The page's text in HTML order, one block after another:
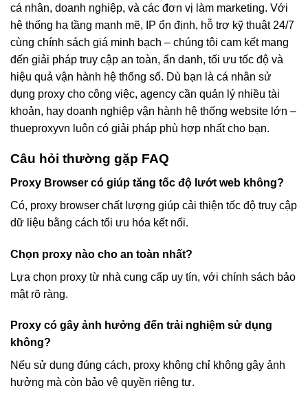
cá nhân, doanh nghiệp, và các đơn vị làm marketing. Với
hệ thống hạ tầng mạnh mẽ, IP ổn định, hỗ trợ kỹ thuật 24/7
cùng chính sách giá minh bạch – chúng tôi cam kết mang
đến giải pháp truy cập an toàn, ẩn danh, tối ưu tốc độ và
hiệu quả vận hành hệ thống số. Dù bạn là cá nhân sử
dụng proxy cho công việc, agency cần quản lý nhiều tài
khoản, hay doanh nghiệp vận hành hệ thống website lớn –
thueproxyvn luôn có giải pháp phù hợp nhất cho bạn.
Câu hỏi thường gặp FAQ
Proxy Browser có giúp tăng tốc độ lướt web không?
Có, proxy browser chất lượng giúp cải thiện tốc độ truy cập
dữ liệu bằng cách tối ưu hóa kết nối.
Chọn proxy nào cho an toàn nhất?
Lựa chọn proxy từ nhà cung cấp uy tín, với chính sách bảo
mật rõ ràng.
Proxy có gây ảnh hưởng đến trải nghiệm sử dụng
không?
Nếu sử dụng đúng cách, proxy không chỉ không gây ảnh
hưởng mà còn bảo vệ quyền riêng tư.